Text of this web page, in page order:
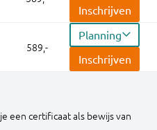
Inschrijven
589,-
Planning
Inschrijven
een certificaat als bewijs van